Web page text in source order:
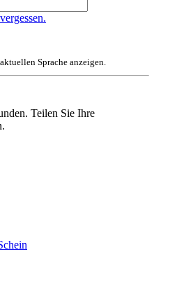
Sprache anzeigen.
Teilen Sie Ihre